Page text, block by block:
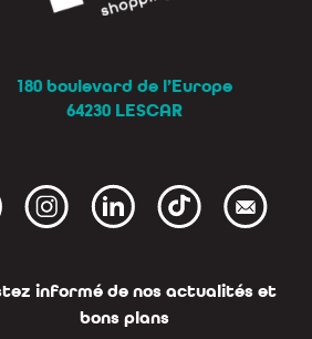
180 boulevard de l’Europe
64230 LESCAR
informé de nos actualités et
bons plans